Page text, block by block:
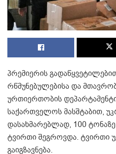
პრემიერის
რწმუნებულებისა და
ურთიერთობის
საქართველოს მასშტაბით,
დასახმარებლად, 100
ტვირთი შეგროვდა. ტვირთი
გაიგზავნება.